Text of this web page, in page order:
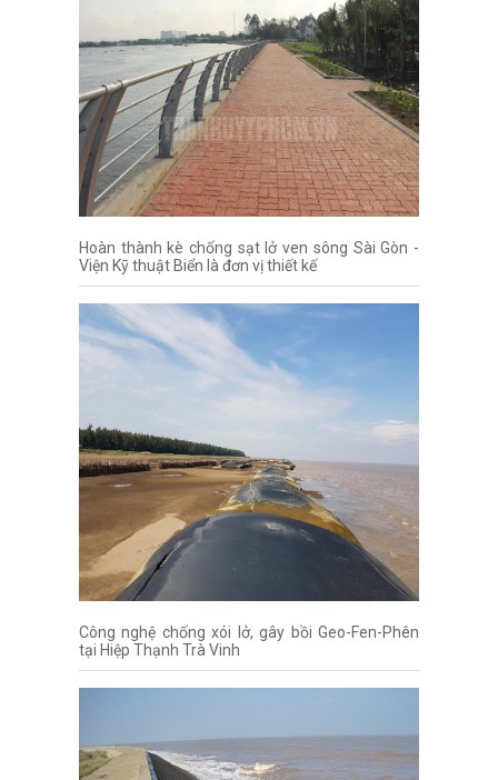
Hoàn thành kè chống sạt lở ven sông Sài Gòn -
Viện Kỹ thuật Biển là đơn vị thiết kế
Công nghệ chống xói lở, gây bồi Geo-Fen-Phên
tại Hiệp Thạnh Trà Vinh